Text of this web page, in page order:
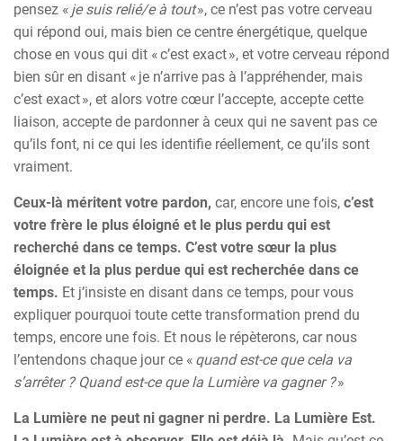
pensez « je suis relié/e à tout», ce n’est pas votre cerveau
qui répond oui, mais bien ce centre énergétique, quelque
chose en vous qui dit « c’est exact », et votre cerveau répond
bien sûr en disant « je n’arrive pas à l’appréhender, mais
c’est exact », et alors votre cœur l’accepte, accepte cette
liaison, accepte de pardonner à ceux qui ne savent pas ce
qu’ils font, ni ce qui les identifie réellement, ce qu’ils sont
vraiment.
Ceux-là méritent votre pardon, car, encore une fois, c’est
votre frère le plus éloigné et le plus perdu qui est
recherché dans ce temps. C’est votre sœur la plus
éloignée et la plus perdue qui est recherchée dans ce
temps. Et j’insiste en disant dans ce temps, pour vous
expliquer pourquoi toute cette transformation prend du
temps, encore une fois. Et nous le répèterons, car nous
l’entendons chaque jour ce « quand est-ce que cela va
s’arrêter ? Quand est-ce que la Lumière va gagner ?»
La Lumière ne peut ni gagner ni perdre. La Lumière Est.